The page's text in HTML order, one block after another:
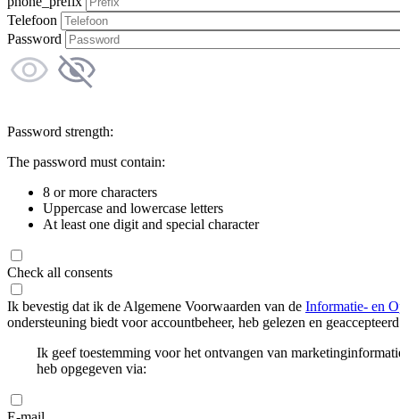
Telefoon
Password
Password strength:
The password must contain:
8 or more characters
Uppercase and lowercase letters
At least one digit and special character
Check all consents
Ik bevestig dat ik de Algemene Voorwaarden van de Informatie- en
ondersteuning biedt voor accountbeheer, heb gelezen en
Ik geef toestemming voor het ontvangen van
heb opgegeven via: